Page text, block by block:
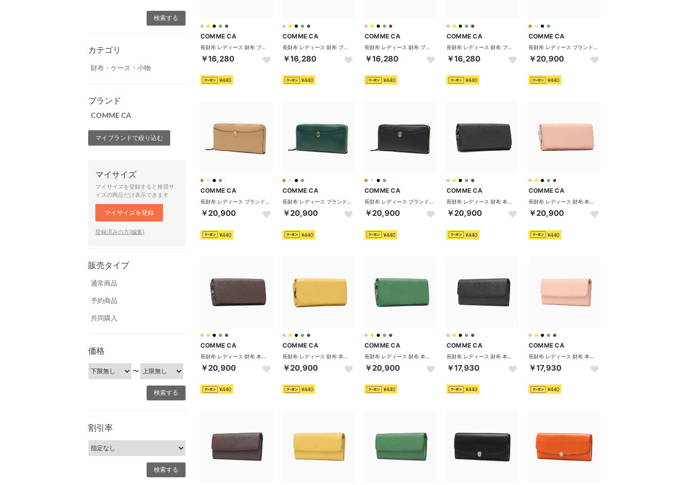
カテゴリ
財布・ケース・小物
ブランド
COMME CA
マイブランドで絞り込む
マイサイズ
マイサイズを登録すると推奨サ
イズの商品だけ表示できます
マイサイズを登録
登録済みの方(編集)
販売タイプ
通常商品
予約商品
共同購入
価格
〜
割引率
COMME CA
￥16,280
¥440
COMME CA
￥16,280
¥440
COMME CA
￥16,280
¥440
COMME CA
￥16,280
¥440
COMME CA
￥20,900
¥440
COMME CA
￥20,900
¥440
COMME CA
￥20,900
¥440
COMME CA
￥20,900
¥440
COMME CA
￥20,900
¥440
COMME CA
￥20,900
¥440
COMME CA
￥20,900
¥440
COMME CA
￥20,900
¥440
COMME CA
￥20,900
¥440
COMME CA
￥17,930
¥440
COMME CA
￥17,930
¥440